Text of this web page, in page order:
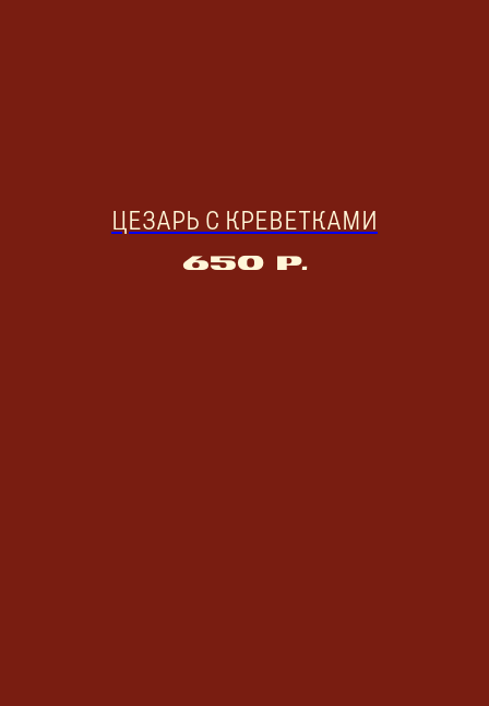
ЦЕЗАРЬ С КРЕВЕТКАМИ
650 р.